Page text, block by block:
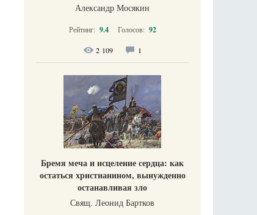
Александр Мосякин
Рейтинг: 9.4 Голосов: 92
2 109 1
Бремя меча и исцеление сердца: как
остаться христианином, вынужденно
останавливая зло
Свящ. Леонид Бартков